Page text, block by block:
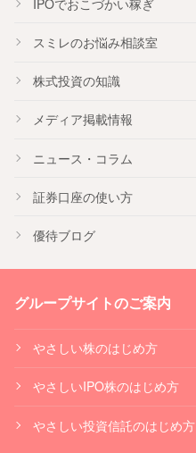
スミレのお悩み相談室
株式投資の知識
メディア掲載情報
ニュース・コラム
証券口座の使い方
優待ブログ
グループサイトのご案内
やさしい株のはじめ方
やさしいIPO株のはじめ方
やさしい投資信託のはじめ方